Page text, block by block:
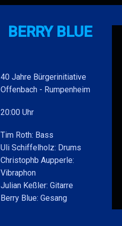
BERRY BLUE
40 Jahre Bürgerinitiative
Offenbach - Rumpenheim
20:00 Uhr
Tim Roth: Bass
Uli Schiffelholz: Drums
Christophb Aupperle:
Vibraphon
Julian Keßler: Gitarre
Berry Blue: Gesang